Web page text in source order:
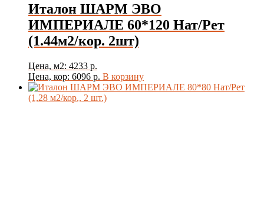
Италон ШАРМ ЭВО
ИМПЕРИАЛЕ 60*120 Нат/Рет
(1.44м2/кор. 2шт)
Цена, м2: 4233 р.
Цена, кор: 6096 р. В корзину